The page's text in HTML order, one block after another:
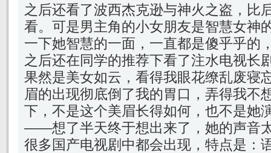
之后还看了波西杰克逊与神火之盗，比
看。可是男主角的小女朋友是智慧女神
一下她智慧的一面，一直都是傻乎乎的
之后还在同学的推荐下看了注水电视长
果然是美女如云，看得我眼花缭乱废寝
眉的出现彻底倒了我的胃口，弄得我不
下，不是这个美眉长得如何，也不是她
——想了半天终于想出来了，她的声音
很多国产电视剧中都会出现，特点是：